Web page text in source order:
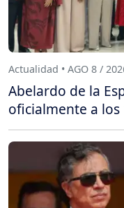
Actualidad • AGO 8 /
Abelardo de la
oficialmente a